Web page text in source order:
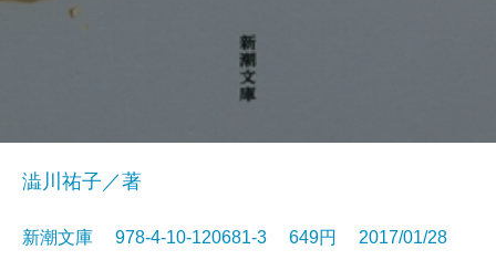
澁川祐子／著
新潮文庫 978-4-10-120681-3 649円 2017/01/28